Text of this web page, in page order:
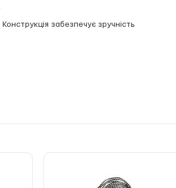
забезпечує зручність